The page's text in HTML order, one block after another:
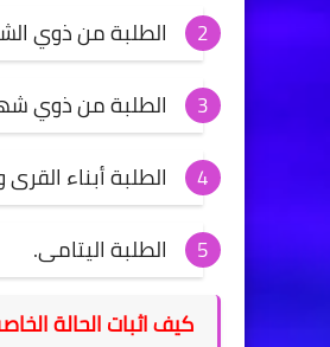
الطلبة من ذوي
الطلبة من ذوي
الطلبة أبناء القرى
الطلبة اليتامى.
كيف اثبات الحالة